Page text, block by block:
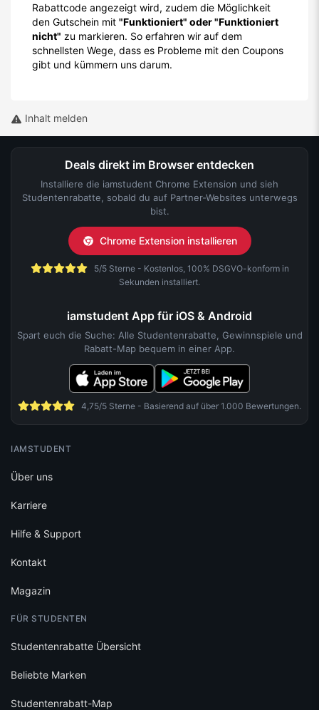
Rabattcode angezeigt wird, zudem die Möglichkeit
den Gutschein mit "Funktioniert" oder "Funktioniert
nicht" zu markieren. So erfahren wir auf dem
schnellsten Wege, dass es Probleme mit den Coupons
gibt und kümmern uns darum.
Inhalt melden
Deals direkt im Browser entdecken
Installiere die iamstudent Chrome Extension und sieh
Studentenrabatte, sobald du auf Partner-Websites unterwegs
bist.
Chrome Extension installieren
5/5 Sterne - Kostenlos, 100% DSGVO-konform in
Sekunden installiert.
iamstudent App für iOS & Android
Spart euch die Suche: Alle Studentenrabatte, Gewinnspiele und
Rabatt-Map bequem in einer App.
4,75/5 Sterne - Basierend auf über 1.000 Bewertungen.
IAMSTUDENT
Über uns
Karriere
Hilfe & Support
Kontakt
Magazin
FÜR STUDENTEN
Studentenrabatte Übersicht
Beliebte Marken
Studentenrabatt-Map